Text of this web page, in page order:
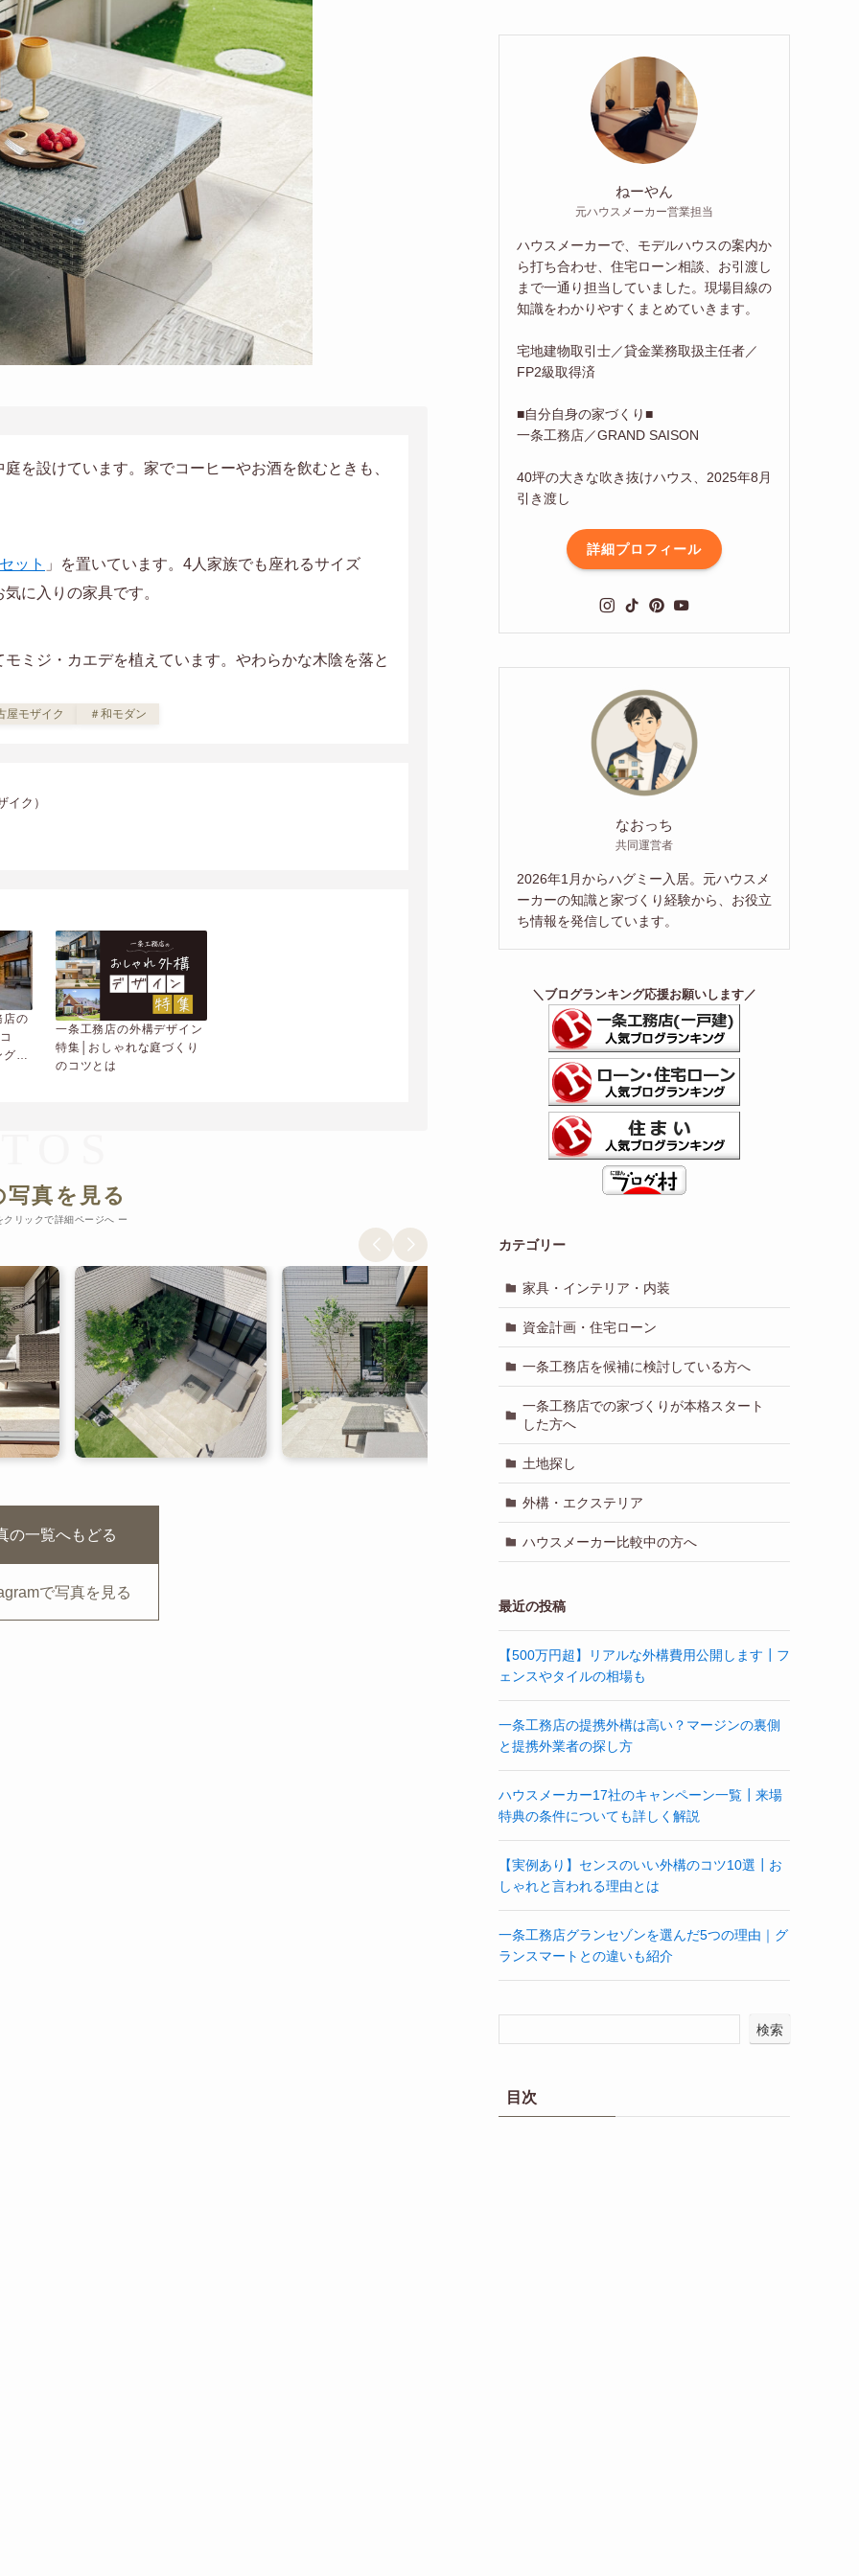
を設けています。家でコーヒーやお酒を飲むときも、
ット 」を置いています。4人家族でも座れるサイズ
に入りの家具です。
ミジ・カエデを植えています。やわらかな木陰を落と
屋モザイク ＃和モダン
ク）
店の
グを
一条工務店の外構デザイン
特集│おしゃれな庭づくり
のコツとは
写真を見る
クリックで詳細ページへ ー
の一覧へもどる
で写真を見る
ねーやん
元ハウスメーカー営業担当
ハウスメーカーで、モデルハウスの案内か
ら打ち合わせ、住宅ローン相談、お引渡し
まで一通り担当していました。現場目線の
知識をわかりやすくまとめていきます。
宅地建物取引士／貸金業務取扱主任者／
FP2級取得済
■自分自身の家づくり■
一条工務店／GRAND SAISON
40坪の大きな吹き抜けハウス、2025年8月
引き渡し
詳細プロフィール
なおっち
共同運営者
2026年1月からハグミー入居。元ハウスメ
ーカーの知識と家づくり経験から、お役立
ち情報を発信しています。
＼ブログランキング応援お願いします／
カテゴリー
家具・インテリア・内装
資金計画・住宅ローン
一条工務店を候補に検討している方へ
一条工務店での家づくりが本格スタート
した方へ
土地探し
外構・エクステリア
ハウスメーカー比較中の方へ
最近の投稿
【500万円超】リアルな外構費用公開します┃フ
ェンスやタイルの相場も
一条工務店の提携外構は高い？マージンの裏側
と提携外業者の探し方
ハウスメーカー17社のキャンペーン一覧┃来場
特典の条件についても詳しく解説
【実例あり】センスのいい外構のコツ10選┃お
しゃれと言われる理由とは
一条工務店グランセゾンを選んだ5つの理由｜グ
ランスマートとの違いも紹介
検索
目次